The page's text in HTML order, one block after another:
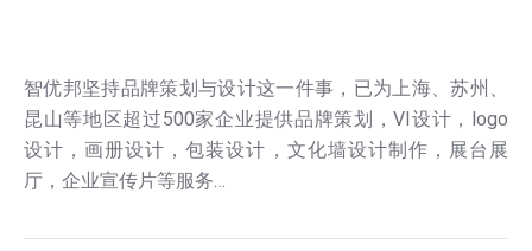
智优邦坚持品牌策划与设计这一件事，已为上海、苏州、
昆山等地区超过500家企业提供品牌策划，VI设计，logo
设计，画册设计，包装设计，文化墙设计制作，展台展
厅，企业宣传片等服务…